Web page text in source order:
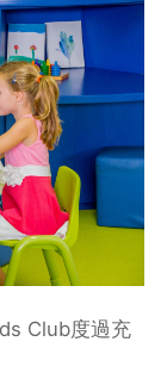
Club度過充